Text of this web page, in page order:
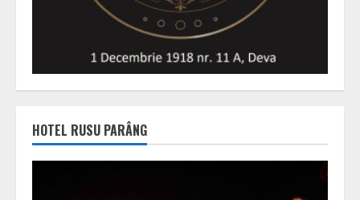
HOTEL RUSU PARÂNG